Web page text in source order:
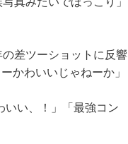
差ツーショットに反響
かわいいじゃねーか」
いい、！」「最強コン